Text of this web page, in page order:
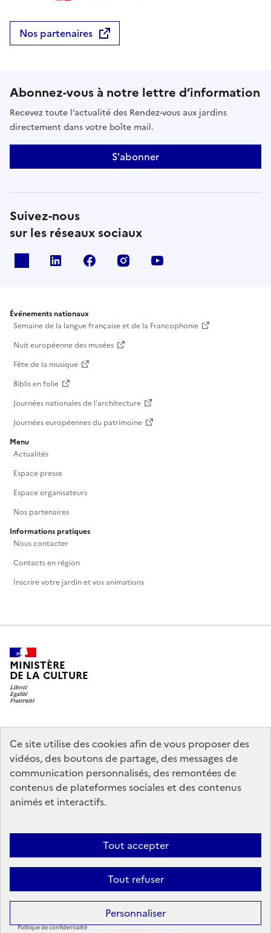
Ce site utilise des cookies afin de vous proposer des
vidéos, des boutons de partage, des messages de
communication personnalisés, des remontées de
contenus de plateformes sociales et des contenus
animés et interactifs.
Tout accepter
Tout refuser
Personnaliser
Politique de confidentialité
Nos partenaires
Abonnez-vous à notre lettre d’information
Recevez toute l’actualité des Rendez-vous aux jardins
directement dans votre boîte mail.
S'abonner
Suivez-nous
sur les réseaux sociaux
Linkedin Facebook Instagram
Événements nationaux
Semaine de la langue française et de la Francophonie
Nuit européenne des musées
Fête de la musique
Biblis en folie
Journées nationales de l'architecture
Journées européennes du patrimoine
Menu
Actualités
Espace presse
Espace organisateurs
Nos partenaires
Informations pratiques
Nous contacter
Contacts en région
Inscrire votre jardin et vos animations
MINISTÈRE
DE LA CULTURE
legifrance.gouv.fr
info.gouv.fr
service-public.gouv.fr
data.gouv.fr
générale de protection des données
Nous contacter
Nos